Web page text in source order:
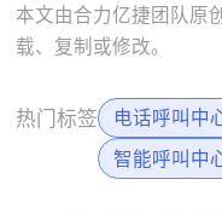
本文由合力亿捷团队原
载、复制或修改。
热门标签 电话呼叫中
智能呼叫中